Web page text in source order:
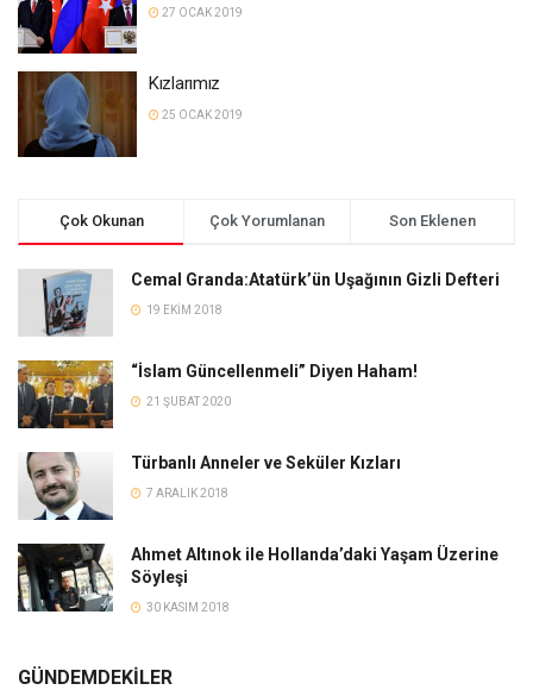
27 OCAK 2019
Kızlarımız
25 OCAK 2019
Çok Okunan Çok Yorumlanan Son Eklenen
Cemal Granda:Atatürk’ün Uşağının Gizli Defteri
19 EKIM 2018
“İslam Güncellenmeli” Diyen Haham!
21 ŞUBAT 2020
Türbanlı Anneler ve Seküler Kızları
7 ARALIK 2018
Ahmet Altınok ile Hollanda’daki Yaşam Üzerine
Söyleşi
30 KASIM 2018
GÜNDEMDEKİLER